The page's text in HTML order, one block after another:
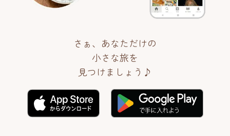
さぁ、あなただけの
小さな旅を
見つけましょう♪